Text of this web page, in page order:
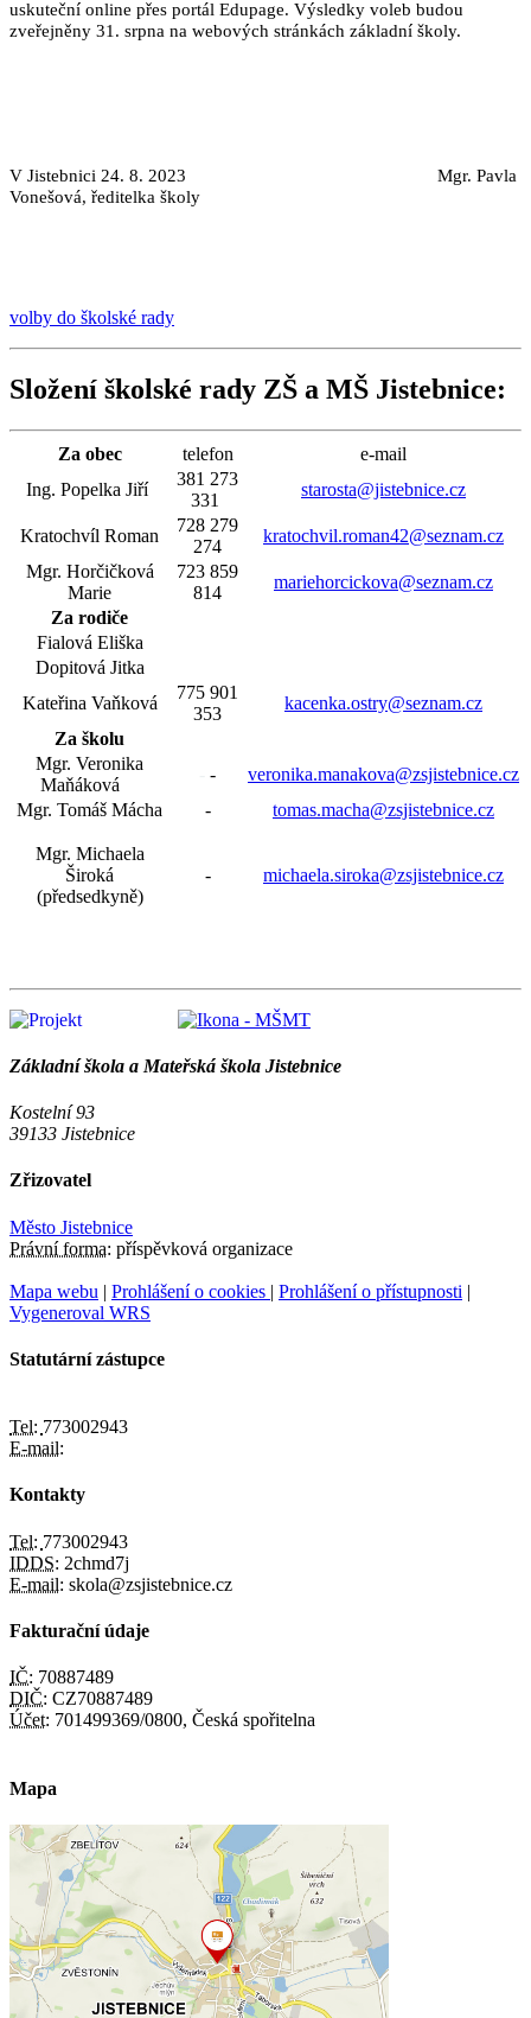
uskuteční online přes portál Edupage. Výsledky voleb budou
zveřejněny 31. srpna na webových stránkách základní školy.
V Jistebnici 24. 8. 2023
Mgr. Pavla
Vonešová, ředitelka školy
volby do školské rady
Složení školské rady ZŠ a MŠ Jistebnice:
Za obec telefon
e-mail
Ing. Popelka Jiří
381 273
331
starosta@jistebnice.cz
Kratochvíl Roman
728 279
274
kratochvil.roman42@seznam.cz
Mgr. Horčičková
Marie
723 859
814
mariehorcickova@seznam.cz
Za rodiče
Fialová Eliška
Dopitová Jitka
Kateřina Vaňková
775 901
353
kacenka.ostry@seznam.cz
Za školu
Mgr. Veronika
Maňáková
-
veronika.manakova@zsjistebnice.cz
Mgr. Tomáš Mácha
- tomas.macha@zsjistebnice.cz
Mgr. Michaela
Široká
(předsedkyně)
- michaela.siroka@zsjistebnice.cz
Základní škola a Mateřská škola Jistebnice
Kostelní 93
39133 Jistebnice
Zřizovatel
Město Jistebnice
Právní forma: příspěvková organizace
Mapa webu | Prohlášení o cookies | Prohlášení o přístupnosti |
Vygeneroval WRS
Statutární zástupce
Tel: 773002943
E-mail:
Kontakty
Tel: 773002943
IDDS: 2chmd7j
E-mail: skola@zsjistebnice.cz
Fakturační údaje
IČ: 70887489
DIČ: CZ70887489
Účet: 701499369/0800, Česká spořitelna
Mapa